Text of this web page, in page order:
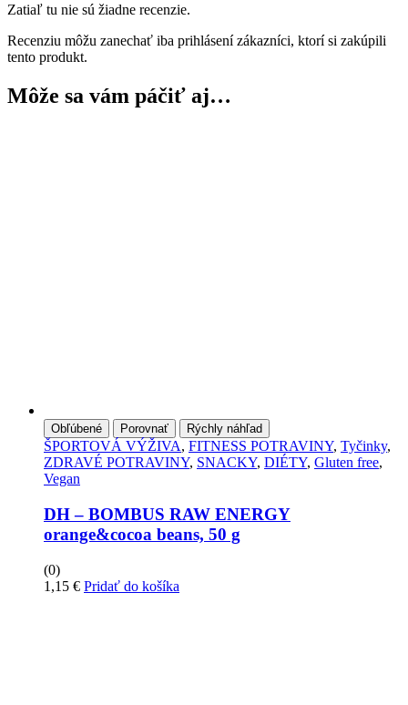
Zatiaľ tu nie sú žiadne recenzie.
Recenziu môžu zanechať iba prihlásení zákazníci, ktorí si zakúpili
tento produkt.
Môže sa vám páčiť aj…
Obľúbené Porovnať Rýchly náhľad
ŠPORTOVÁ VÝŽIVA, FITNESS POTRAVINY, Tyčinky,
ZDRAVÉ POTRAVINY, SNACKY, DIÉTY, Gluten free,
Vegan
DH – BOMBUS RAW ENERGY
orange&cocoa beans, 50 g
(0)
1,15 € Pridať do košíka